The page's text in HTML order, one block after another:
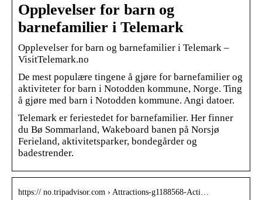
Opplevelser for barn og
barnefamilier i Telemark
Opplevelser for barn og barnefamilier i Telemark –
VisitTelemark.no
De mest populære tingene å gjøre for barnefamilier og
aktiviteter for barn i Notodden kommune, Norge. Ting
å gjøre med barn i Notodden kommune. Angi datoer.
Telemark er feriestedet for barnefamilier. Her finner
du Bø Sommarland, Wakeboard banen på Norsjø
Ferieland, aktivitetsparker, bondegårder og
badestrender.
https:// no.tripadvisor.com › Attractions-g1188568-Acti…